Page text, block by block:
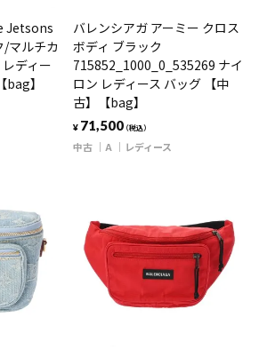
Jetsons
/マルチカ
ディー
】
バレンシアガ アーミー クロス
ボディ ブラック
715852_1000_0_535269 ナイ
ロン レディース バッグ 【中
古】【bag】
¥ 71,500（税込）
中古 A レディース